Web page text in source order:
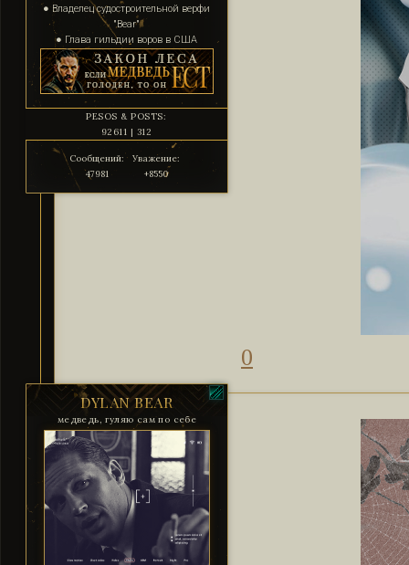
● Владелец судостроительной верфи
"Bear"
● Глава гильдии воров в США
PESOS & POSTS:
92611 | 312
Сообщений:
47981
Уважение:
+8550
0
DYLAN BEAR
медведь, гуляю сам по себе